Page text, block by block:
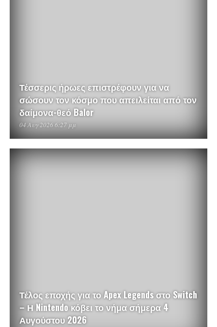
Τέσσερις ήρωες επιστρέφουν για να
σώσουν τον κόσμο που απειλείται από τον
δαίμονα-θεό Balor
04 Αυγ 2026 6:27 μμ
Τέλος εποχής για το Apex Legends στο Switch
– Η Nintendo κόβει το νήμα σήμερα 4
Αυγούστου 2026